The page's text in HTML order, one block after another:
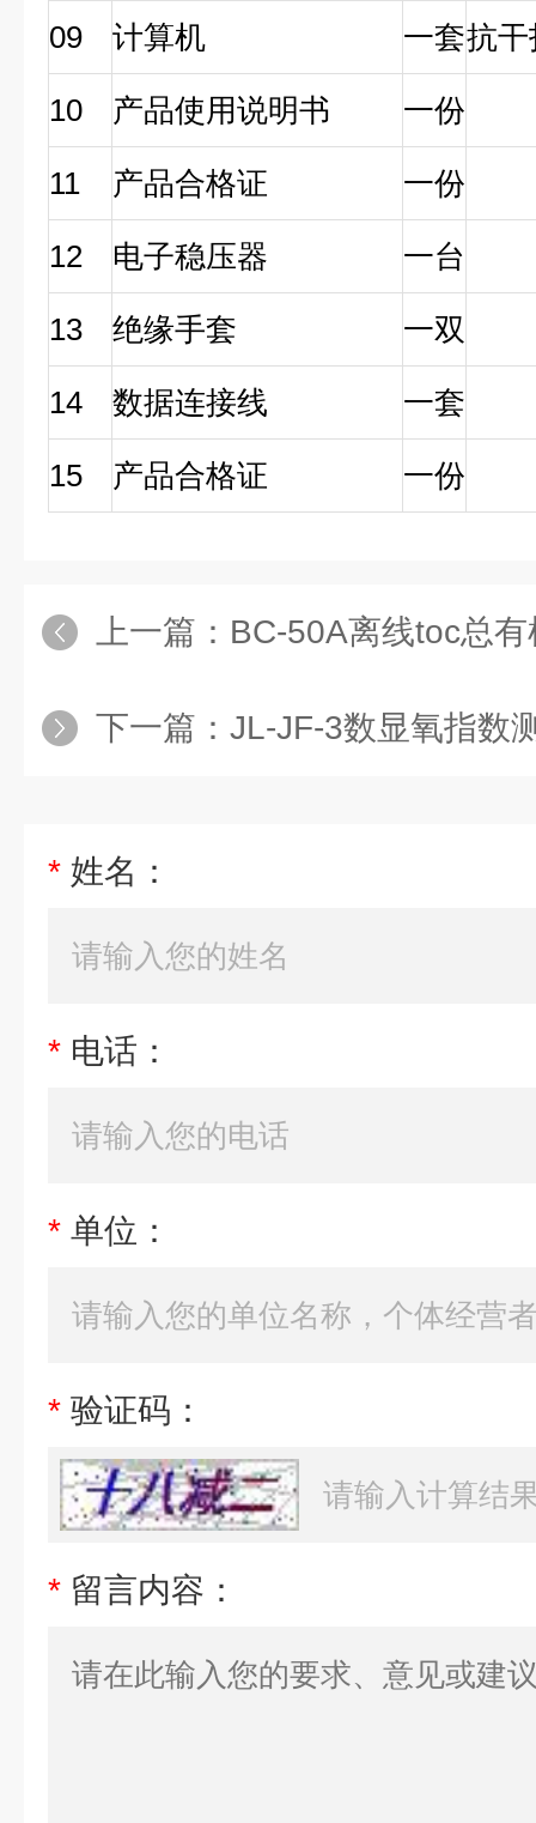
09 计算机 一套抗
10 产品使用说明书 一份
11 产品合格证 一份
12 电子稳压器 一台
13 绝缘手套 一双
14 数据连接线 一套
15 产品合格证 一份
上一篇： BC-50A离线toc总有
下一篇： JL-JF-3数显氧指数
* 姓名：
* 电话：
* 单位：
* 验证码：
* 留言内容：